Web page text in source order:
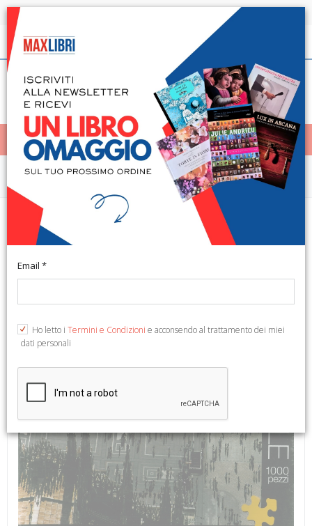
Spedizione in 24h per tutti i libri disponibili
Italiano
< Home
MENÙ
Piazza del Duomo Milano. Puzzle
1000 pezzi
Email *
Ho letto i Termini e Condizioni e acconsendo al trattamento dei miei
dati personali